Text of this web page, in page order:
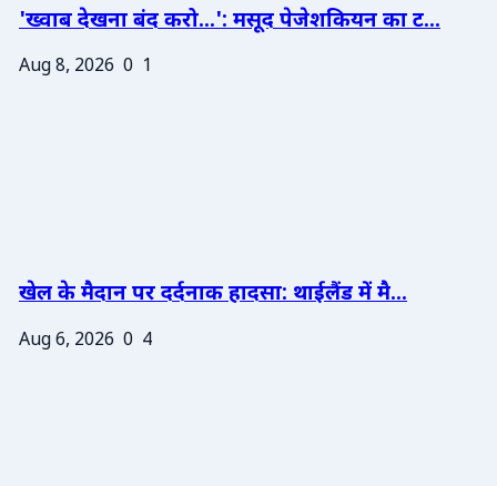
'ख्वाब देखना बंद करो...': मसूद पेजेशकियन का ट...
Aug 8, 2026 0 1
खेल के मैदान पर दर्दनाक हादसा: थाईलैंड में मै...
Aug 6, 2026 0 4